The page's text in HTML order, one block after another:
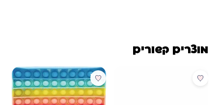
מוצרים קשורים
מבצע